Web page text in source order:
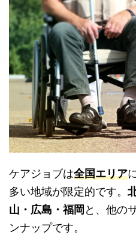
ケアジョブは全国エリア
多い地域が限定的です。
山・広島・福岡 と、他の
ンナップです。